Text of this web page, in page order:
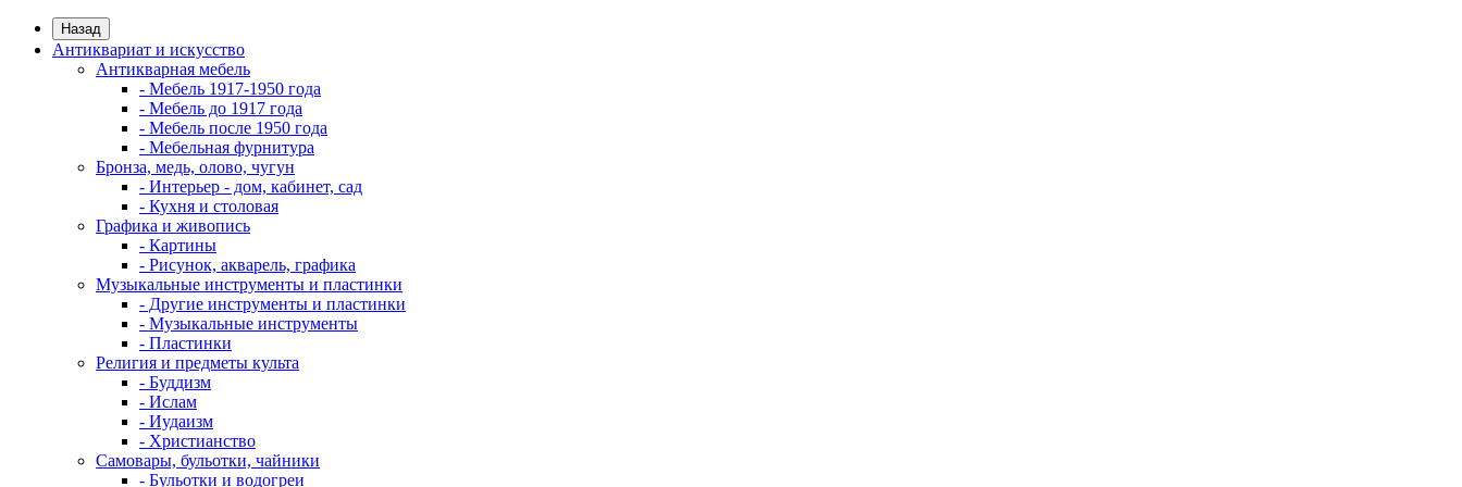
Назад
Антиквариат и искусство
Антикварная мебель
- Мебель 1917-1950 года
- Мебель до 1917 года
- Мебель после 1950 года
- Мебельная фурнитура
Бронза, медь, олово, чугун
- Интерьер - дом, кабинет, сад
- Кухня и столовая
Графика и живопись
- Картины
- Рисунок, акварель, графика
Музыкальные инструменты и пластинки
- Другие инструменты и пластинки
- Музыкальные инструменты
- Пластинки
Религия и предметы культа
- Буддизм
- Ислам
- Иудаизм
- Христианство
Самовары, бульотки, чайники
- Бульотки и водогреи